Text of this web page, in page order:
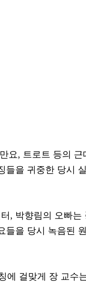
요, 트로트 등의
들을 귀중한 당시
, 박향림의 오빠
들을 당시 녹음된
에 걸맞게 장 교수